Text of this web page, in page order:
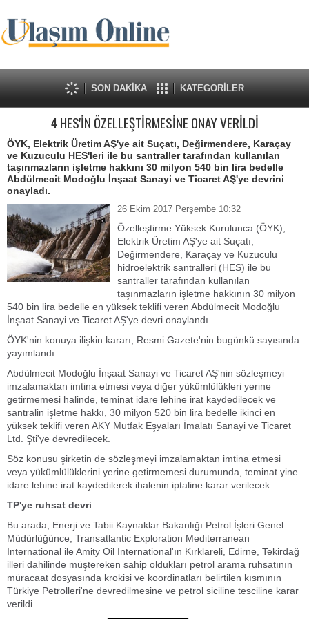
SON DAKİKA KATEGORİLER
4 HES'İN ÖZELLEŞTİRMESİNE ONAY VERİLDİ
ÖYK, Elektrik Üretim AŞ'ye ait Suçatı, Değirmendere, Karaçay
ve Kuzuculu HES'leri ile bu santraller tarafından kullanılan
taşınmazların işletme hakkını 30 milyon 540 bin lira bedelle
Abdülmecit Modoğlu İnşaat Sanayi ve Ticaret AŞ'ye devrini
onayladı.
26 Ekim 2017 Perşembe 10:32
Özelleştirme Yüksek Kurulunca (ÖYK),
Elektrik Üretim AŞ'ye ait Suçatı,
Değirmendere, Karaçay ve Kuzuculu
hidroelektrik santralleri (HES) ile bu
santraller tarafından kullanılan
taşınmazların işletme hakkının 30 milyon
540 bin lira bedelle en yüksek teklifi veren Abdülmecit Modoğlu
İnşaat Sanayi ve Ticaret AŞ'ye devri onaylandı.
ÖYK'nin konuya ilişkin kararı, Resmi Gazete'nin bugünkü sayısında
yayımlandı.
Abdülmecit Modoğlu İnşaat Sanayi ve Ticaret AŞ'nin sözleşmeyi
imzalamaktan imtina etmesi veya diğer yükümlülükleri yerine
getirmemesi halinde, teminat idare lehine irat kaydedilecek ve
santralin işletme hakkı, 30 milyon 520 bin lira bedelle ikinci en
yüksek teklifi veren AKY Mutfak Eşyaları İmalatı Sanayi ve Ticaret
Ltd. Şti'ye devredilecek.
Söz konusu şirketin de sözleşmeyi imzalamaktan imtina etmesi
veya yükümlülüklerini yerine getirmemesi durumunda, teminat yine
idare lehine irat kaydedilerek ihalenin iptaline karar verilecek.
TP'ye ruhsat devri
Bu arada, Enerji ve Tabii Kaynaklar Bakanlığı Petrol İşleri Genel
Müdürlüğünce, Transatlantic Exploration Mediterranean
International ile Amity Oil International'ın Kırklareli, Edirne, Tekirdağ
illeri dahilinde müştereken sahip oldukları petrol arama ruhsatının
müracaat dosyasında krokisi ve koordinatları belirtilen kısmının
Türkiye Petrolleri'ne devredilmesine ve petrol siciline tesciline karar
verildi.